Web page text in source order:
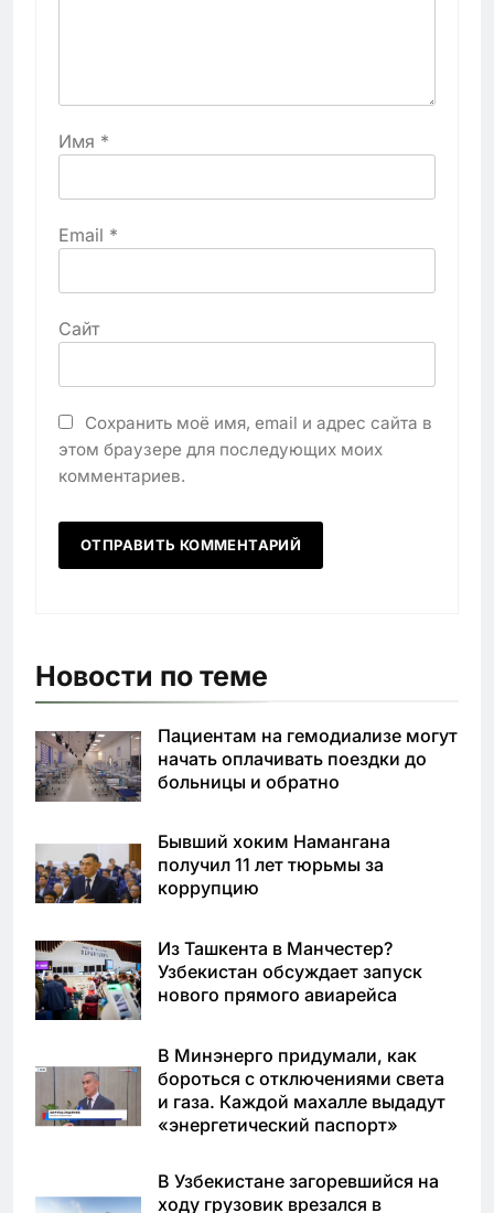
Имя *
Email *
Сайт
Сохранить моё имя, email и адрес сайта в
этом браузере для последующих моих
комментариев.
Новости по теме
Пациентам на гемодиализе могут
начать оплачивать поездки до
больницы и обратно
Бывший хоким Намангана
получил 11 лет тюрьмы за
коррупцию
Из Ташкента в Манчестер?
Узбекистан обсуждает запуск
нового прямого авиарейса
В Минэнерго придумали, как
бороться с отключениями света
и газа. Каждой махалле выдадут
«энергетический паспорт»
В Узбекистане загоревшийся на
ходу грузовик врезался в